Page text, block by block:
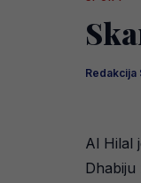
Redakcija
Al Hilal
Dhabiju